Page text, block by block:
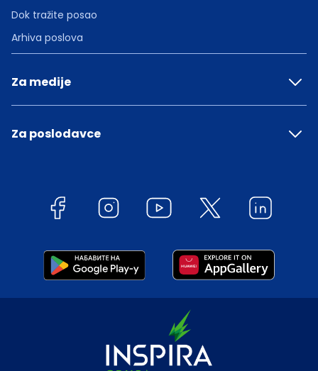
Dok tražite posao
Arhiva poslova
Za medije
Za poslodavce